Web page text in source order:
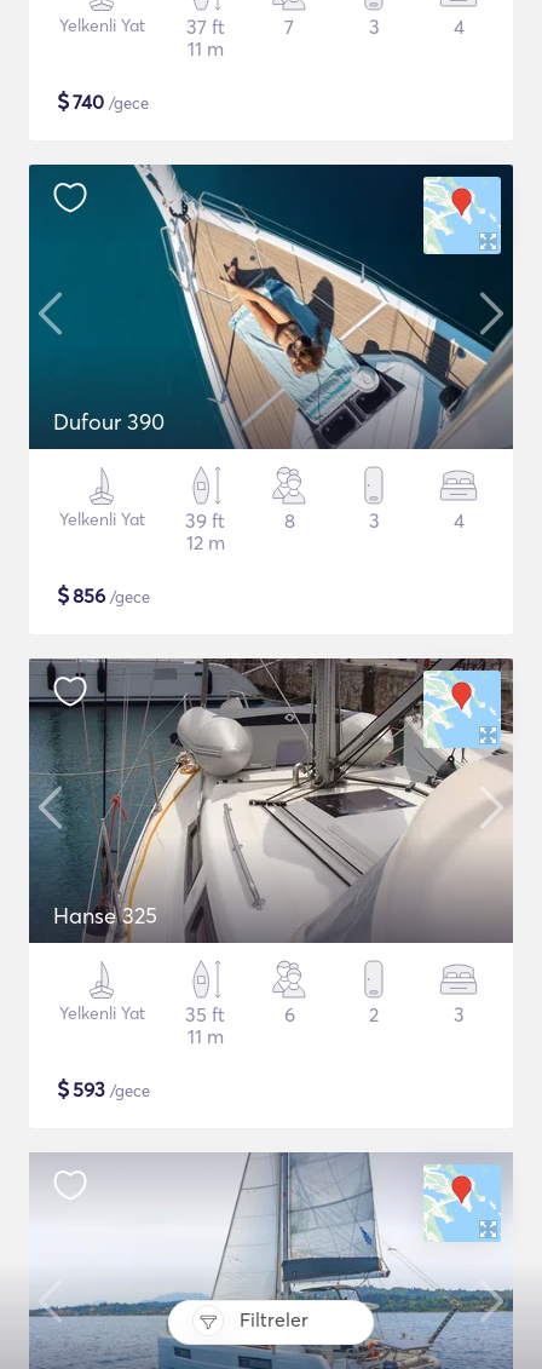
Filtreler
Yelkenli Yat
37 ft
11 m
7 3 4
$740 /gece
Dufour 390
Yelkenli Yat
39 ft
12 m
8 3 4
$856 /gece
Hanse 325
Yelkenli Yat
35 ft
11 m
6 2 3
$593 /gece